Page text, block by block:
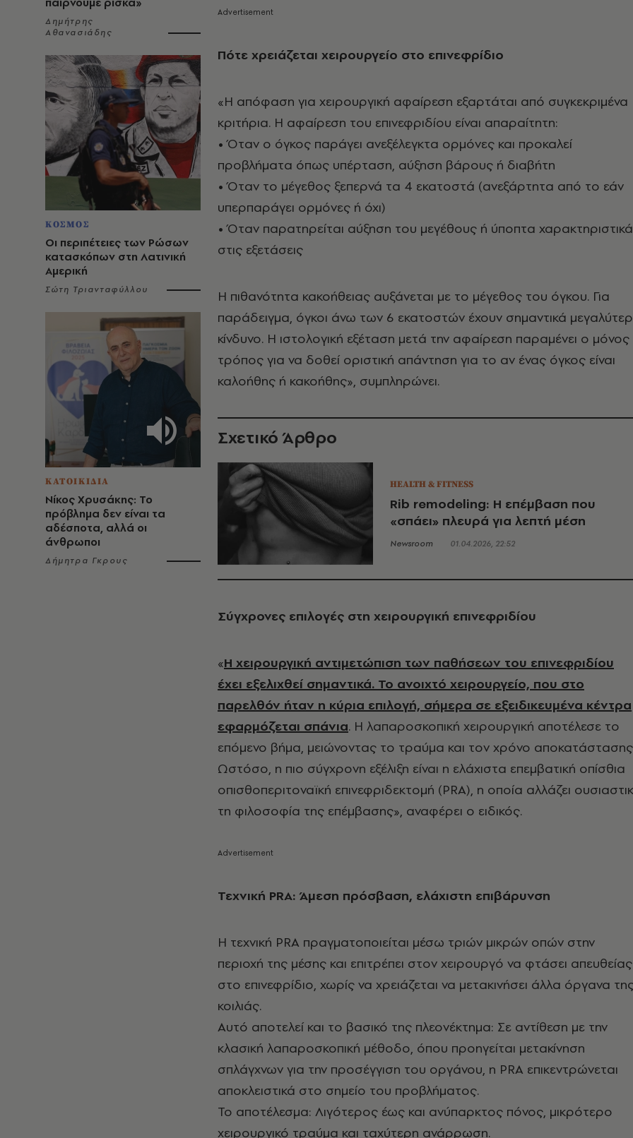
Δημήτρης
Αθανασιάδης
ΚΟΣΜΟΣ
Οι περιπέτειες των Ρώσων
κατασκόπων στη Λατινική
Αμερική
Σώτη Τριανταφύλλου
ΚΑΤΟΙΚΙΔΙΑ
Νίκος Χρυσάκης: Το
πρόβλημα δεν είναι τα
αδέσποτα, αλλά οι
άνθρωποι
Δήμητρα Γκρους
Πότε χρειάζεται χειρουργείο στο επινεφρίδιο
«Η απόφαση για χειρουργική αφαίρεση εξαρτάται από συγκεκριμένα
κριτήρια. H αφαίρεση του επινεφριδίου είναι απαραίτητη:
• Όταν ο όγκος παράγει ανεξέλεγκτα ορμόνες και προκαλεί
προβλήματα όπως υπέρταση, αύξηση βάρους ή διαβήτη
• Όταν το μέγεθος ξεπερνά τα 4 εκατοστά (ανεξάρτητα από το εάν
υπερπαράγει ορμόνες ή όχι)
• Όταν παρατηρείται αύξηση του μεγέθους ή ύποπτα χαρακτηριστικά
στις εξετάσεις
Η πιθανότητα κακοήθειας αυξάνεται με το μέγεθος του όγκου. Για
παράδειγμα, όγκοι άνω των 6 εκατοστών έχουν σημαντικά
κίνδυνο. Η ιστολογική εξέταση μετά την αφαίρεση παραμένει ο μόνος
τρόπος για να δοθεί οριστική απάντηση για το αν ένας όγκος είναι
καλοήθης ή κακοήθης», συμπληρώνει.
Σχετικό Άρθρο
HEALTH & FITNESS
Rib remodeling: Η επέμβαση που
«σπάει» πλευρά για λεπτή μέση
Newsroom 01.04.2026, 22:52
Σύγχρονες επιλογές στη χειρουργική επινεφριδίου
«Η χειρουργική αντιμετώπιση των παθήσεων του επινεφριδίου
έχει εξελιχθεί σημαντικά. Το ανοιχτό χειρουργείο, που στο
παρελθόν ήταν η κύρια επιλογή, σήμερα σε εξειδικευμένα κέντρα
εφαρμόζεται σπάνια. Η λαπαροσκοπική χειρουργική αποτέλεσε το
επόμενο βήμα, μειώνοντας το τραύμα και τον χρόνο
Ωστόσο, η πιο σύγχρονη εξέλιξη είναι η ελάχιστα επεμβατική οπίσθια
οπισθοπεριτοναϊκή επινεφριδεκτομή (PRA), η οποία αλλάζει
τη φιλοσοφία της επέμβασης», αναφέρει ο ειδικός.
Τεχνική PRA: Άμεση πρόσβαση, ελάχιστη επιβάρυνση
Η τεχνική PRA πραγματοποιείται μέσω τριών μικρών οπών στην
περιοχή της μέσης και επιτρέπει στον χειρουργό να φτάσει απευθείας
στο επινεφρίδιο, χωρίς να χρειάζεται να μετακινήσει άλλα όργανα
κοιλιάς.
Αυτό αποτελεί και το βασικό της πλεονέκτημα: Σε αντίθεση με την
κλασική λαπαροσκοπική μέθοδο, όπου προηγείται μετακίνηση
σπλάγχνων για την προσέγγιση του οργάνου, η PRA επικεντρώνεται
αποκλειστικά στο σημείο του προβλήματος.
Το αποτέλεσμα: Λιγότερος έως και ανύπαρκτος πόνος, μικρότερο
χειρουργικό τραύμα και ταχύτερη ανάρρωση.